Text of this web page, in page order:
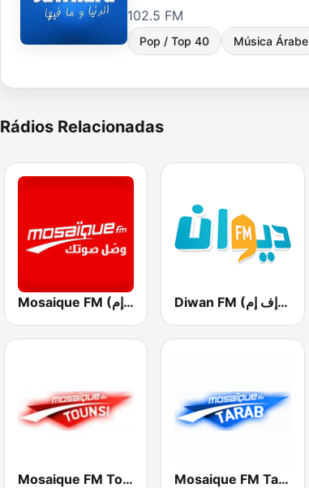
102.5 FM
Pop / Top 40 Música Árabe
Rádios Relacionadas
Mosaique FM (موزاييك إف إم) Diwan FM (ديوان إف إم)
Mosaique FM Tounsi (موزاييك إف إم) Mosaique FM Tarab (موزاييك إف إم)